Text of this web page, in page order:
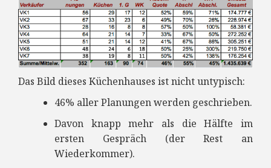
Das Bild dieses Küchenhauses ist nicht untypisch:
46% aller Planungen werden geschrieben.
Davon knapp mehr als die Hälfte im
ersten Gespräch (der Rest an
Wiederkommer).